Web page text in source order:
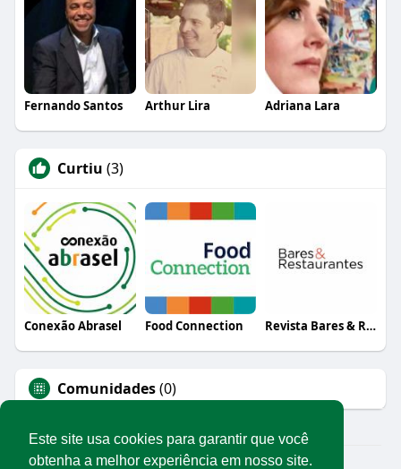
Este site usa cookies para garantir que você
obtenha a melhor experiência em nosso site.
Fernando Santos Arthur Lira Adriana Lara
Curtiu (3)
Conexão Abrasel Food Connection Revista Bares & Restaurantes
Comunidades(0)